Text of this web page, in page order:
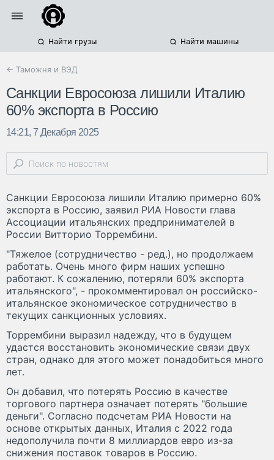
Найти грузы Найти машины
← Таможня и ВЭД
Санкции Евросоюза лишили Италию
60% экспорта в Россию
14:21, 7 Декабря 2025
Санкции Евросоюза лишили Италию примерно 60%
экспорта в Россию, заявил РИА Новости глава
Ассоциации итальянских предпринимателей в
России Витторио Торрембини.
"Тяжелое (сотрудничество - ред.), но продолжаем
работать. Очень много фирм наших успешно
работают. К сожалению, потеряли 60% экспорта
итальянского", - прокомментировал он российско-
итальянское экономическое сотрудничество в
текущих санкционных условиях.
Торрембини выразил надежду, что в будущем
удастся восстановить экономические связи двух
стран, однако для этого может понадобиться много
лет.
Он добавил, что потерять Россию в качестве
торгового партнера означает потерять "большие
деньги". Согласно подсчетам РИА Новости на
основе открытых данных, Италия с 2022 года
недополучила почти 8 миллиардов евро из-за
снижения поставок товаров в Россию.